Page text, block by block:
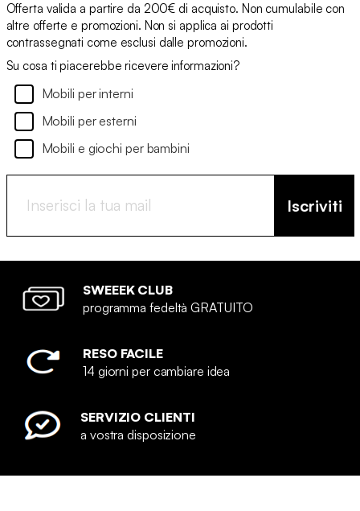
Offerta valida a partire da 200€ di acquisto. Non cumulabile con
altre offerte e promozioni. Non si applica ai prodotti
contrassegnati come esclusi dalle promozioni.
Su cosa ti piacerebbe ricevere informazioni?
Mobili per interni
Mobili per esterni
Mobili e giochi per bambini
Iscriviti
SWEEEK CLUB
programma fedeltà GRATUITO
RESO FACILE
14 giorni per cambiare idea
SERVIZIO CLIENTI
a vostra disposizione